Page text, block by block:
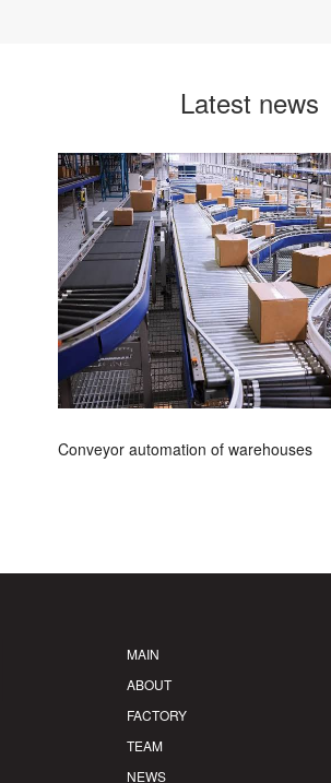
Latest news
Conveyor automation of warehouses
MAIN
ABOUT
FACTORY
TEAM
NEWS